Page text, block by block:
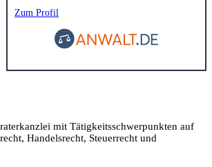
Zum Profil
mit Tätigkeitsschwerpunkten auf
Handelsrecht, Steuerrecht und